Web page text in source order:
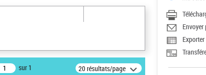
sur 1 20 résultats/page